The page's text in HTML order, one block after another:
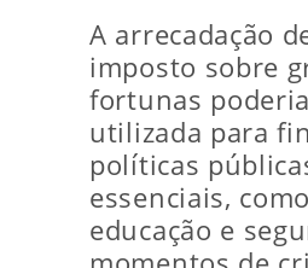
A arrecadação
imposto sobre
fortunas
utilizada para
políticas
essenciais, como
educação e